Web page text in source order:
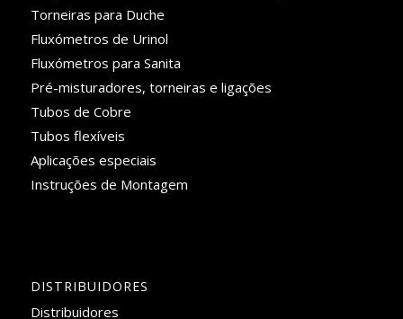
Torneiras para Duche
Fluxómetros de Urinol
Fluxómetros para Sanita
Pré-misturadores, torneiras e ligações
Tubos de Cobre
Tubos flexíveis
Aplicações especiais
Instruções de Montagem
DISTRIBUIDORES
Distribuidores